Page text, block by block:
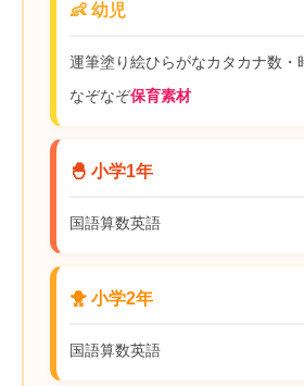
👶 幼児
運筆塗り絵ひらがなカタカナ数・
なぞなぞ保育素材
🐣 小学1年
国語算数英語
🐥 小学2年
国語算数英語